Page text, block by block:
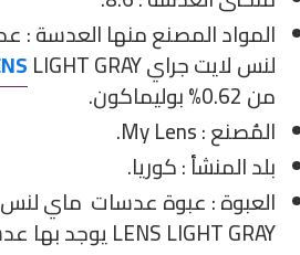
المواد المصنع منها العدسة
لنس لايت جراي
من 0.62% بوليماكون.
المُصنع : My Lens.
بلد المنشأ : كوريا.
LENS LIGHT GRAY يوجد بها عدستين ملونتين.